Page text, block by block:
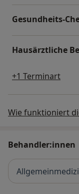
Gesundheits-
Hausärztliche
+1 Terminart
Wie funktioniert
Behandler:innen